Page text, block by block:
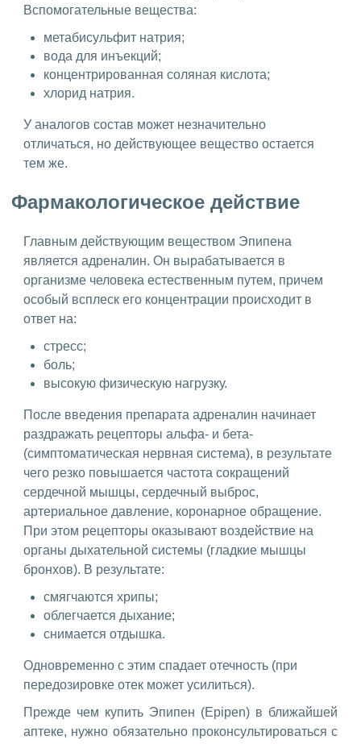
Вспомогательные вещества:
метабисульфит натрия;
вода для инъекций;
концентрированная соляная кислота;
хлорид натрия.
У аналогов состав может незначительно
отличаться, но действующее вещество остается
тем же.
Фармакологическое действие
Главным действующим веществом Эпипена
является адреналин. Он вырабатывается в
организме человека естественным путем, причем
особый всплеск его концентрации происходит в
ответ на:
стресс;
боль;
высокую физическую нагрузку.
После введения препарата адреналин начинает
раздражать рецепторы альфа- и бета-
(симптоматическая нервная система), в результате
чего резко повышается частота сокращений
сердечной мышцы, сердечный выброс,
артериальное давление, коронарное обращение.
При этом рецепторы оказывают воздействие на
органы дыхательной системы (гладкие мышцы
бронхов). В результате:
смягчаются хрипы;
облегчается дыхание;
снимается отдышка.
Одновременно с этим спадает отечность (при
передозировке отек может усилиться).
Прежде чем купить Эпипен (Epipen) в ближайшей
аптеке, нужно обязательно проконсультироваться с